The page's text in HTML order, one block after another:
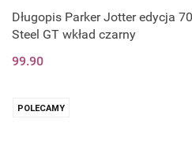
Długopis Parker Jotter edycja
Steel GT wkład czarny
99.90
POLECAMY